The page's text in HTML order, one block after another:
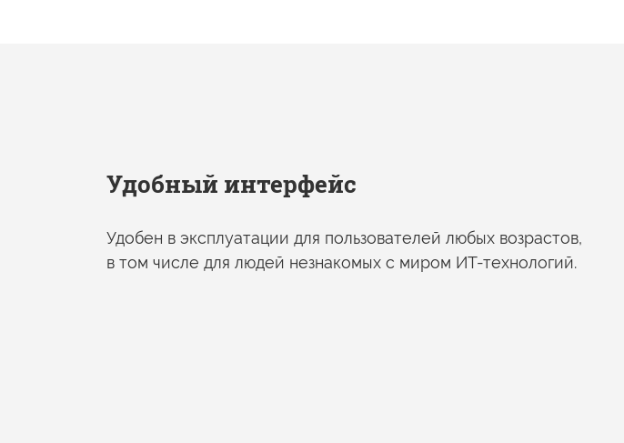
Удобный интерфейс
Удобен в эксплуатации для пользователей любых возрастов,
в том числе для людей незнакомых с миром ИТ-технологий.